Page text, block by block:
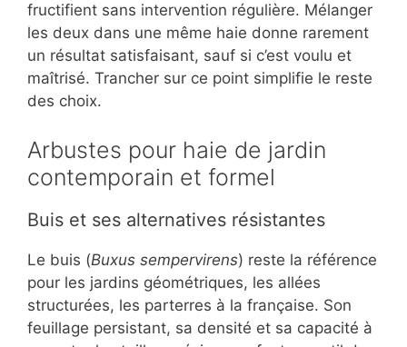
fructifient sans intervention régulière. Mélanger
les deux dans une même haie donne rarement
un résultat satisfaisant, sauf si c’est voulu et
maîtrisé. Trancher sur ce point simplifie le reste
des choix.
Arbustes pour haie de jardin
contemporain et formel
Buis et ses alternatives résistantes
Le buis (Buxus sempervirens) reste la référence
pour les jardins géométriques, les allées
structurées, les parterres à la française. Son
feuillage persistant, sa densité et sa capacité à